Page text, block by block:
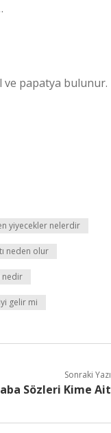
ve papatya bulunur.
yiyecekler nelerdir
neden olur
nedir
gelir mi
Sonraki Yazı
Sözleri Kime Ait